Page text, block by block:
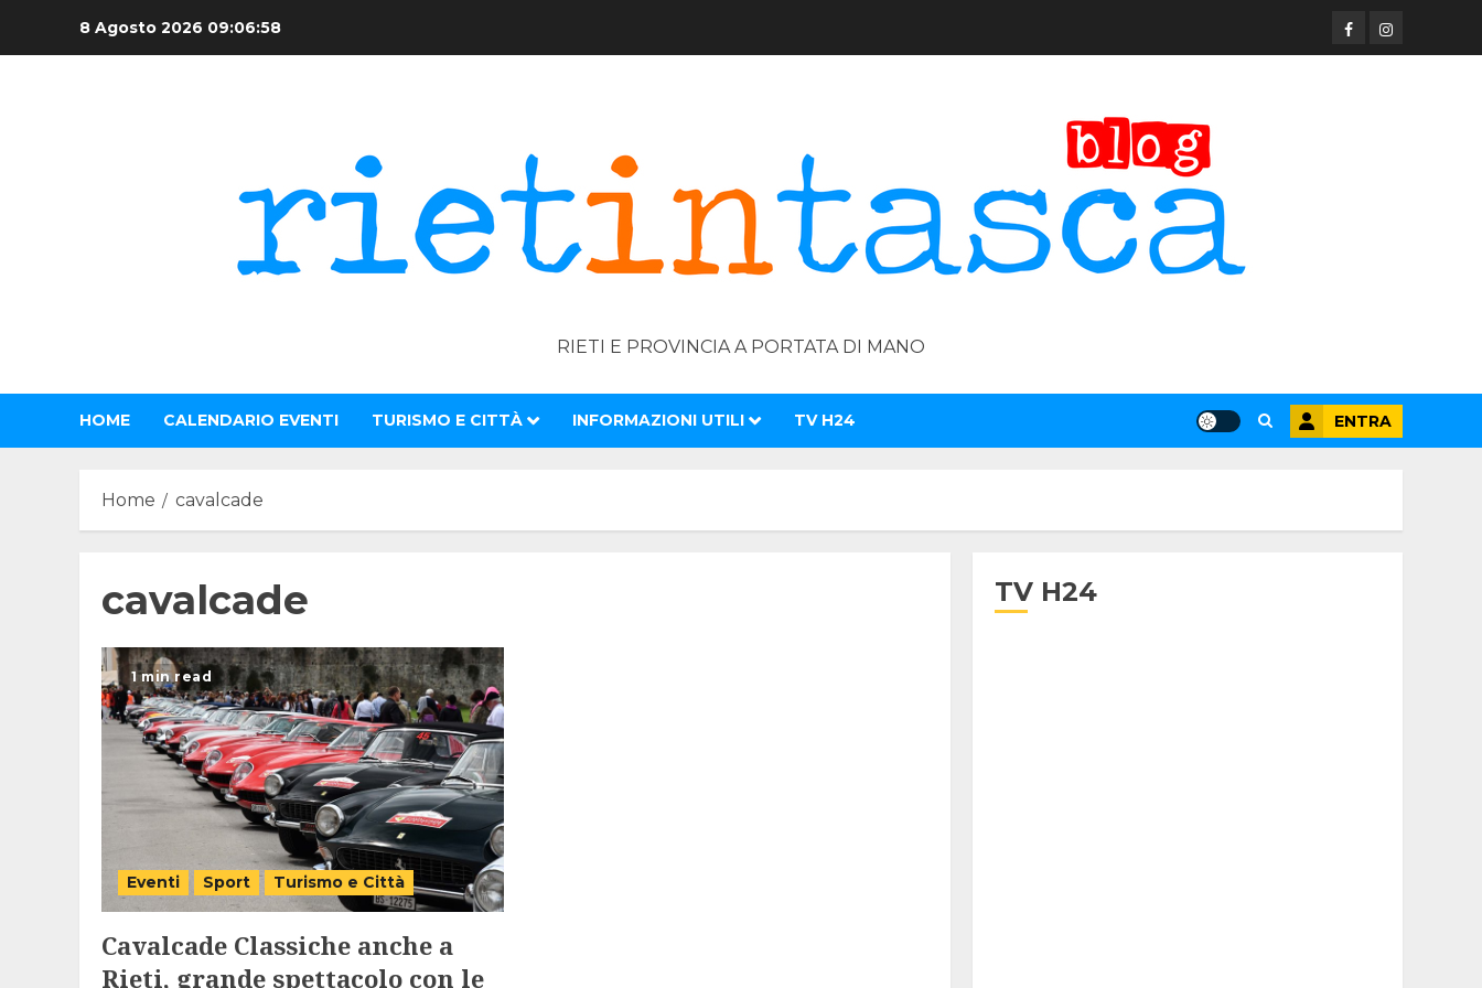
8 Agosto 2026 09:06:58 FacebookInstagram
RIETI E PROVINCIA A PORTATA DI MANO
HOME CALENDARIO EVENTI TURISMO E CITTÀ INFORMAZIONI UTILI TV H24 ENTRA
Home cavalcade
cavalcade
1 min read
Eventi Sport Turismo e Città
Cavalcade Classiche anche a
Rieti, grande spettacolo con le
TV H24